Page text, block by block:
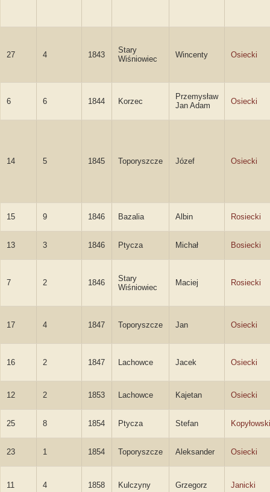
27 4 1843
Stary
Wiśniowiec
Wincenty Osiecki
6 6 1844 Korzec
Przemysław
Jan Adam
Osiecki
14 5 1845 Toporyszcze Józef Osiecki
15 9 1846 Bazalia Albin Rosiecki
13 3 1846 Ptycza Michał Bosiecki
7 2 1846
Stary
Wiśniowiec
Maciej Rosiecki
17 4 1847 Toporyszcze Jan Osiecki
16 2 1847 Lachowce Jacek Osiecki
12 2 1853 Lachowce Kajetan Osiecki
25 8 1854 Ptycza Stefan Kopyłowski
23 1 1854 Toporyszcze Aleksander Osiecki
11 4 1858 Kulczyny Grzegorz Janicki